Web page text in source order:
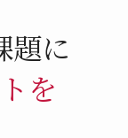
題に
を